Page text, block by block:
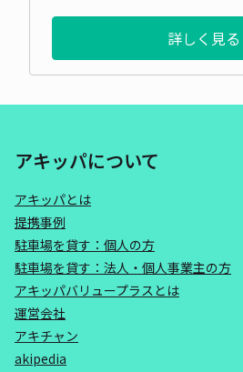
詳しく見る
アキッパについて
アキッパとは
提携事例
駐車場を貸す：個人の方
駐車場を貸す：法人・個人事業主の方
アキッパバリュープラスとは
運営会社
アキチャン
akipedia